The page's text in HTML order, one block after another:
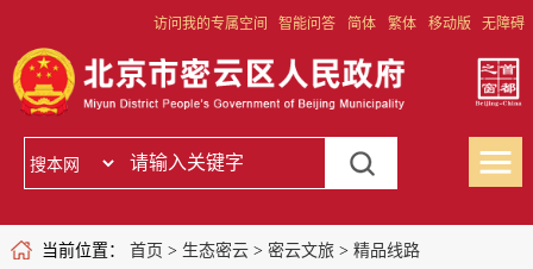
访问我的专属空间 智能问答 简体 繁体 移动版 无障碍
当前位置： 首页 > 生态密云> 密云文旅> 精品线路